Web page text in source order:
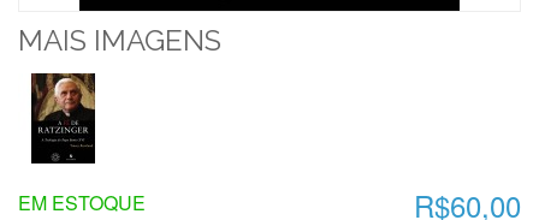
MAIS IMAGENS
R$60,00
EM ESTOQUE